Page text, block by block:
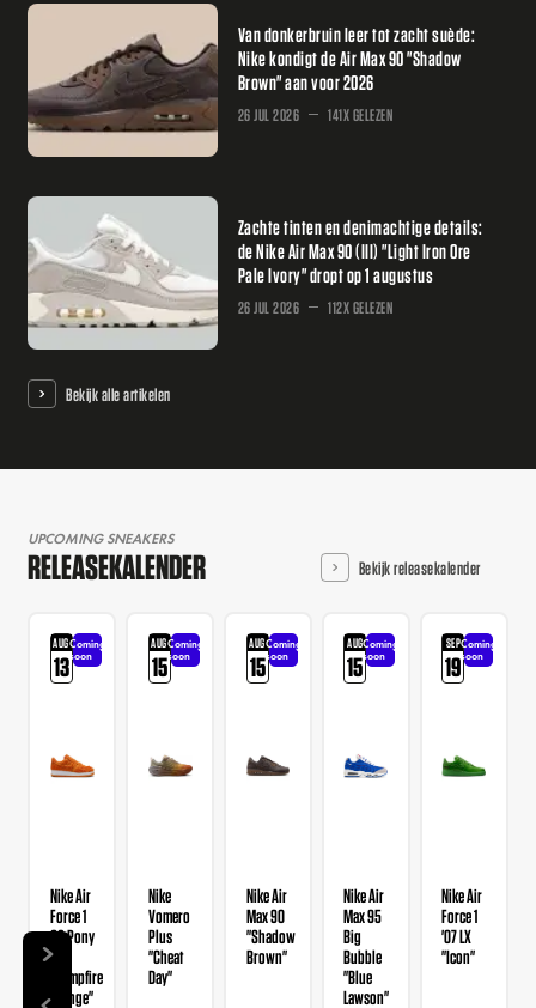
Van donkerbruin leer tot zacht suède:
Nike kondigt de Air Max 90 "Shadow
Brown" aan voor 2026
26 JUL 2026 141X GELEZEN
Zachte tinten en denimachtige details:
de Nike Air Max 90 (III) "Light Iron Ore
Pale Ivory" dropt op 1 augustus
26 JUL 2026 112X GELEZEN
Bekijk alle artikelen
UPCOMING SNEAKERS
RELEASEKALENDER Bekijk releasekalender
AUG
13
Coming
soon
Nike Air
Force 1
QS Pony
Hair
"Campfire
Orange"
AUG
15
Coming
soon
Nike
Vomero
Plus
"Cheat
Day"
AUG
15
Coming
soon
Nike Air
Max 90
"Shadow
Brown"
AUG
15
Coming
soon
Nike Air
Max 95
Big
Bubble
"Blue
Lawson"
SEP
19
Coming
soon
Nike Air
Force 1
'07 LX
"Icon"